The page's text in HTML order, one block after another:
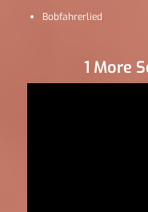
Bobfahrerlied
1 More